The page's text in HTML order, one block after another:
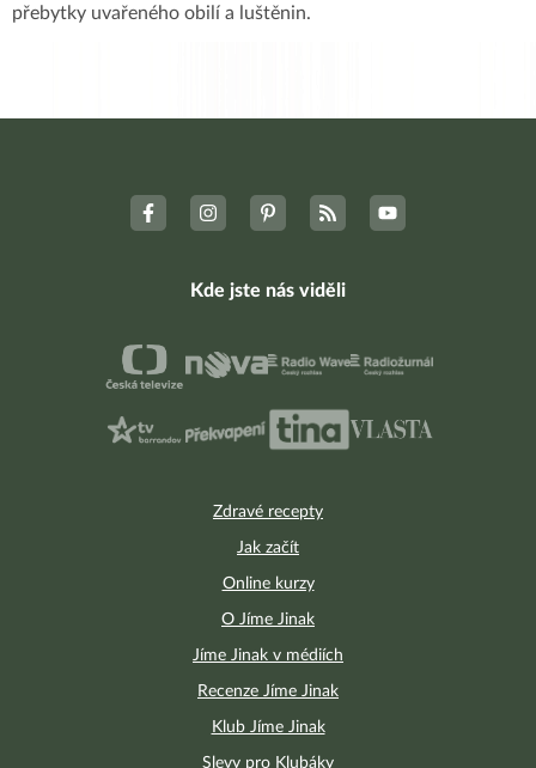
přebytky uvařeného obilí a luštěnin.
Zdravé recepty
Jak začít
Online kurzy
O Jíme Jinak
Jíme Jinak v médiích
Recenze Jíme Jinak
Klub Jíme Jinak
Slevy pro Klubáky
Kde jste nás viděli